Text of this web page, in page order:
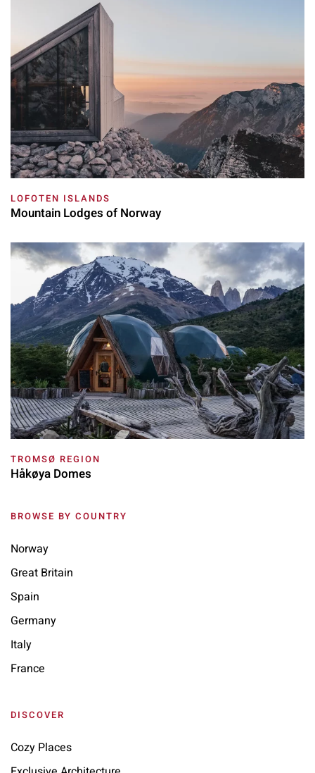
LOFOTEN ISLANDS
Mountain Lodges of Norway
TROMSØ REGION
Håkøya Domes
BROWSE BY COUNTRY
Norway
Great Britain
Spain
Germany
Italy
France
DISCOVER
Cozy Places